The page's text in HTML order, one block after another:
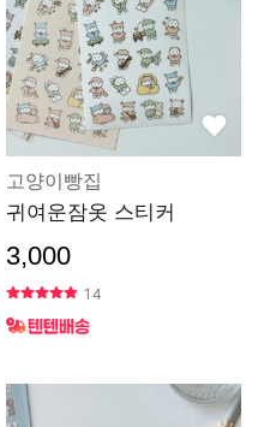
고양이빵집
귀여운잠옷 스티커
3,000
14